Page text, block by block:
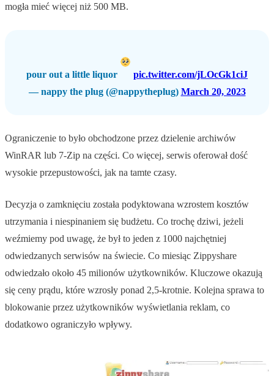
mogła mieć więcej niż 500 MB.
pour out a little liquor
pic.twitter.com/jLOcGk1ciJ
— nappy the plug (@nappytheplug) March 20, 2023
Ograniczenie to było obchodzone przez dzielenie archiwów
WinRAR lub 7-Zip na części. Co więcej, serwis oferował dość
wysokie przepustowości, jak na tamte czasy.
Decyzja o zamknięciu została podyktowana wzrostem kosztów
utrzymania i niespinaniem się budżetu. Co trochę dziwi, jeżeli
weźmiemy pod uwagę, że był to jeden z 1000 najchętniej
odwiedzanych serwisów na świecie. Co miesiąc Zippyshare
odwiedzało około 45 milionów użytkowników. Kluczowe okazują
się ceny prądu, które wzrosły ponad 2,5-krotnie. Kolejna sprawa to
blokowanie przez użytkowników wyświetlania reklam, co
dodatkowo ograniczyło wpływy.